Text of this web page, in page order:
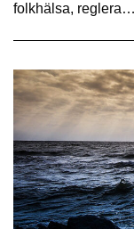
folkhälsa, reglera…